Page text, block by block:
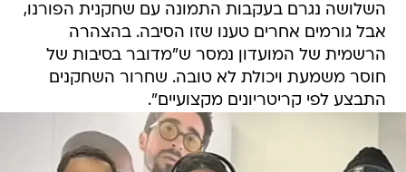
השלושה נגרם בעקבות התמונה עם שחקנית הפורנו,
אבל גורמים אחרים טענו שזו הסיבה. בהצהרה
הרשמית של המועדון נמסר ש"מדובר בסיבות של
חוסר משמעת ויכולת לא טובה. שחרור השחקנים
התבצע לפי קריטריונים מקצועיים".